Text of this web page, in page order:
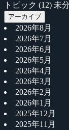
トピック (12) 未
アーカイブ
2026年8月
2026年7月
2026年6月
2026年5月
2026年4月
2026年3月
2026年2月
2026年1月
2025年12月
2025年11月